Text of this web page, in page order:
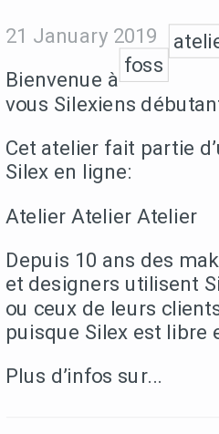
21 January 2019
foss
Bienvenue à
vous Silexiens
Cet atelier fait partie
Silex en ligne:
Atelier Atelier Atelier
Depuis 10 ans des
et designers utilisent
ou ceux de leurs
puisque Silex est libre
Plus d’infos sur...